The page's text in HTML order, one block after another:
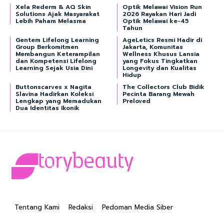
Xela Rederm & AQ Skin
Solutions Ajak Masyarakat
Lebih Paham Melasma
Optik Melawai Vision Run
2026 Rayakan Hari Jadi
Optik Melawai ke-45
Tahun
Gentem Lifelong Learning
Group Berkomitmen
Membangun Keterampilan
dan Kompetensi Lifelong
Learning Sejak Usia Dini
AgeLetics Resmi Hadir di
Jakarta, Komunitas
Wellness Khusus Lansia
yang Fokus Tingkatkan
Longevity dan Kualitas
Hidup
Buttonscarves x Nagita
Slavina Hadirkan Koleksi
Lengkap yang Memadukan
Dua Identitas Ikonik
The Collectors Club Bidik
Pecinta Barang Mewah
Preloved
Tentang Kami Redaksi Pedoman Media Siber